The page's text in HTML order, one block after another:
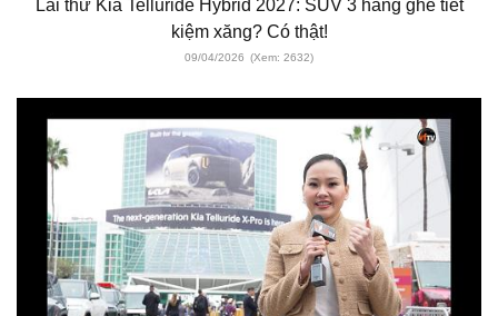
Lái thử Kia Telluride Hybrid 2027: SUV 3 hàng ghế tiết
kiệm xăng? Có thật!
09/04/2026 (Xem: 2632)